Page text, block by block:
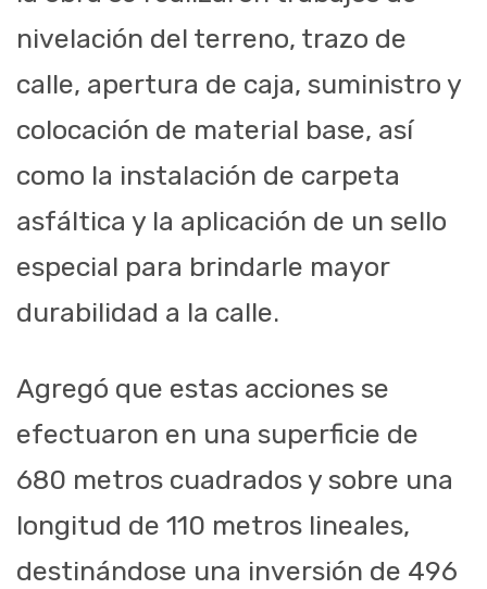
nivelación del terreno, trazo de
calle, apertura de caja, suministro y
colocación de material base, así
como la instalación de carpeta
asfáltica y la aplicación de un sello
especial para brindarle mayor
durabilidad a la calle.
Agregó que estas acciones se
efectuaron en una superficie de
680 metros cuadrados y sobre una
longitud de 110 metros lineales,
destinándose una inversión de 496